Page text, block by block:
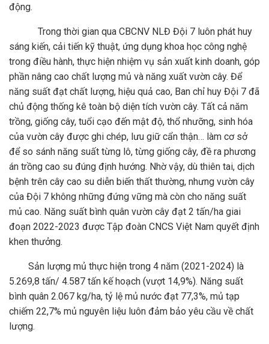
động.
Trong thời gian qua CBCNV NLĐ Đội 7 luôn phát huy
sáng kiến, cải tiến kỹ thuật, ứng dụng khoa học công nghệ
trong điều hành, thực hiện nhiệm vụ sản xuất kinh doanh, góp
phần nâng cao chất lượng mủ và năng xuất vườn cây. Để
năng suất đạt chất lượng, hiệu quả cao, Ban chỉ huy Đội 7 đã
chủ động thống kê toàn bộ diện tích vườn cây. Tất cả năm
trồng, giống cây, tuổi cạo đến mật độ, thổ nhưỡng, sinh hóa
của vườn cây được ghi chép, lưu giữ cẩn thận… làm cơ sở
để so sánh năng suất từng lô, từng giống cây, đề ra phương
án trồng cao su đúng định hướng. Nhờ vậy, dù thiên tai, dịch
bệnh trên cây cao su diễn biến thất thường, nhưng vườn cây
của Đội 7 không những đứng vững mà còn cho năng suất
mủ cao. Năng suất bình quân vườn cây đạt 2 tấn/ha giai
đoạn 2022-2023 được Tập đoàn CNCS Việt Nam quyết định
khen thưởng.
Sản lượng mủ thực hiện trong 4 năm (2021-2024) là
5.269,8 tấn/ 4.587 tấn kế hoạch (vượt 14,9%). Năng suất
bình quân 2.067 kg/ha, tỷ lệ mủ nước đạt 77,3%, mủ tạp
chiếm 22,7% mủ nguyên liệu luôn đảm bảo yêu cầu về chất
lượng.